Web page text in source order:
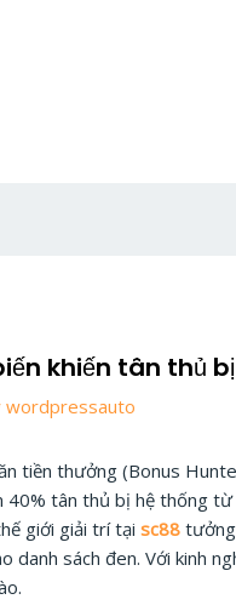
khiến tân thủ
wordpressauto
tiền thưởng (Bonus
tân thủ bị hệ thống
giới giải trí tạisc88 tưởng
danh sách đen. Với kinh